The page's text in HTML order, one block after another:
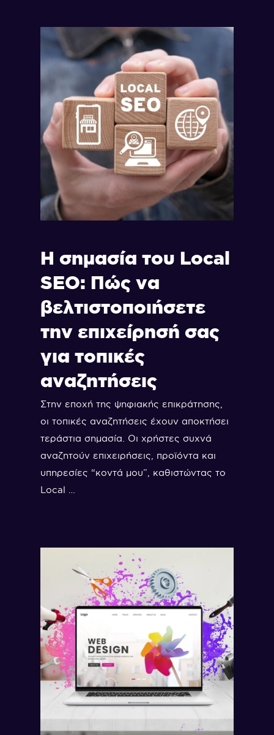
Η σημασία του Local
SEO: Πώς να
βελτιστοποιήσετε
την επιχείρησή σας
για τοπικές
αναζητήσεις
Στην εποχή της ψηφιακής επικράτησης,
οι τοπικές αναζητήσεις έχουν αποκτήσει
τεράστια σημασία. Οι χρήστες συχνά
αναζητούν επιχειρήσεις, προϊόντα και
υπηρεσίες “κοντά μου”, καθιστώντας το
Local …